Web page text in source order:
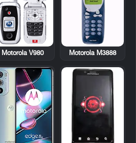
Motorola M3888
Motorola V980